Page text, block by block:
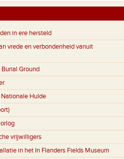
in ere hersteld
vrede en verbondenheid vanuit
Ground
Hulde
vrijwilligers
in het In Flanders Fields Museum